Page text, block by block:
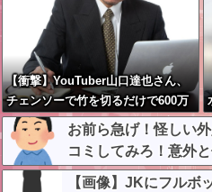
【衝撃】YouTuber山口達也さん、
チェンソーで竹を切るだけで600万
再生を突破してしまう←正直、こう
言うのでいいんだよなw w w w w w
w w
お前ら急げ！怪しい
コミしてみろ！意外
【画像】JKにフルボ